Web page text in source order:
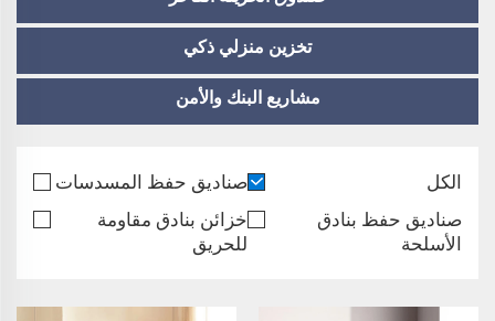
تخزين منزلي ذكي
مشاريع البنك والأمن
الكل
صناديق حفظ المسدسات
صناديق حفظ بنادق
الأسلحة
خزائن بنادق مقاومة
للحريق